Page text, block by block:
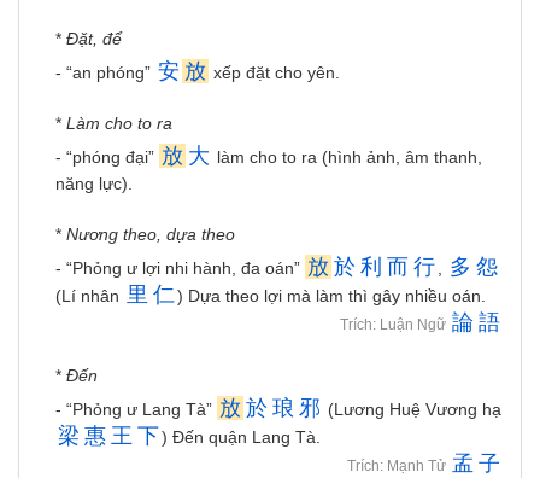
* Đặt, để
- “an phóng” 安 放 xếp đặt cho yên.
* Làm cho to ra
- “phóng đại” 放 大 làm cho to ra (hình ảnh, âm thanh,
năng lực).
* Nương theo, dựa theo
- “Phỏng ư lợi nhi hành, đa oán” 放 於 利 而 行 多 怨
(Lí nhân 里 仁) Dựa theo lợi mà làm thì gây nhiều oán.
Trích: Luận Ngữ 論 語
* Đến
- “Phỏng ư Lang Tà” 放 於 琅 邪 (Lương Huệ Vương hạ
梁 惠 王 下) Đến quận Lang Tà.
Trích: Mạnh Tử 孟 子